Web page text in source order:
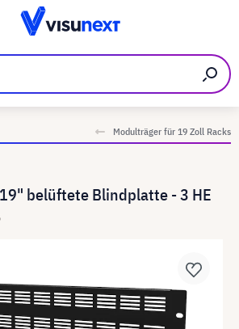
Modulträger für 19 Zoll Racks
belüftete Blindplatte - 3 HE